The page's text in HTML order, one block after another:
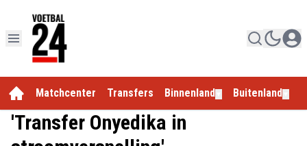
Matchcenter Transfers Binnenland Buitenland
'Transfer Onyedika in